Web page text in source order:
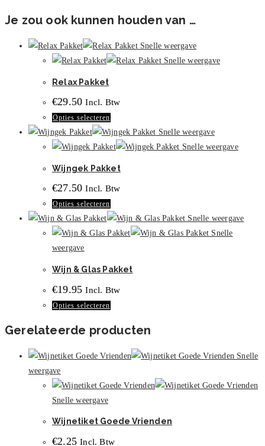
Je zou ook kunnen houden van …
Snelle weergave
Snelle weergave
Relax Pakket
€29.50 Incl. Btw
Opties selecteren
product
heeft
Deze
kan
gekozen
op
productpagina
Snelle weergave
Snelle weergave
Wijngek Pakket
€27.50 Incl. Btw
Opties selecteren
product
heeft
optie
worden
op
productpagina
Snelle weergave
Snelle
weergave
Wijn & Glas Pakket
€19.95 Incl. Btw
Opties selecteren
heeft
meerdere
gekozen
Gerelateerde producten
Snelle
weergave
Snelle weergave
Wijnetiket Goede Vrienden
€2.25 Incl. Btw